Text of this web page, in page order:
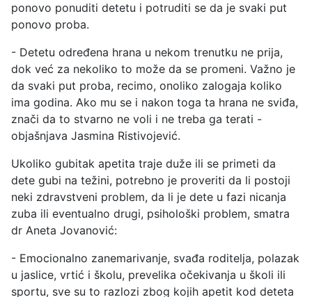
ponovo ponuditi detetu i potruditi se da je svaki put
ponovo proba.
- Detetu određena hrana u nekom trenutku ne prija,
dok već za nekoliko to može da se promeni. Važno je
da svaki put proba, recimo, onoliko zalogaja koliko
ima godina. Ako mu se i nakon toga ta hrana ne sviđa,
znači da to stvarno ne voli i ne treba ga terati -
objašnjava Jasmina Ristivojević.
Ukoliko gubitak apetita traje duže ili se primeti da
dete gubi na težini, potrebno je proveriti da li postoji
neki zdravstveni problem, da li je dete u fazi nicanja
zuba ili eventualno drugi, psihološki problem, smatra
dr Aneta Jovanović:
- Emocionalno zanemarivanje, svađa roditelja, polazak
u jaslice, vrtić i školu, prevelika očekivanja u školi ili
sportu, sve su to razlozi zbog kojih apetit kod deteta